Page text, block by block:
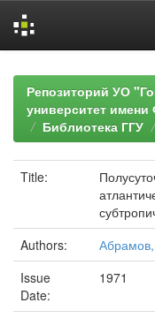
navigationРепозиторий УО
университет
Библиотека ГГУ
Title:
Authors:
Issue
Date:
1971